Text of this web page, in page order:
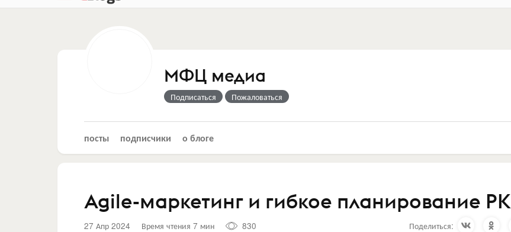
МФЦ медиа
Подписаться Пожаловаться
посты подписчики о блоге
Agile-маркетинг и гибкое планирование РК
27 Апр 2024 Время чтения 7 мин 830 Поделиться: